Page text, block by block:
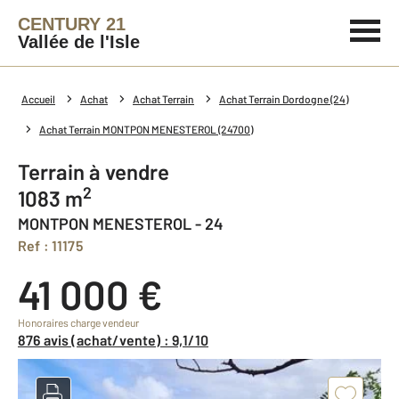
CENTURY 21
Vallée de l'Isle
Accueil Achat Achat Terrain Achat Terrain Dordogne (24)
Achat Terrain MONTPON MENESTEROL (24700)
Terrain à vendre
1083 m2
MONTPON MENESTEROL - 24
Ref : 11175
41 000 €
Honoraires charge vendeur
876 avis (achat/vente) : 9,1/10